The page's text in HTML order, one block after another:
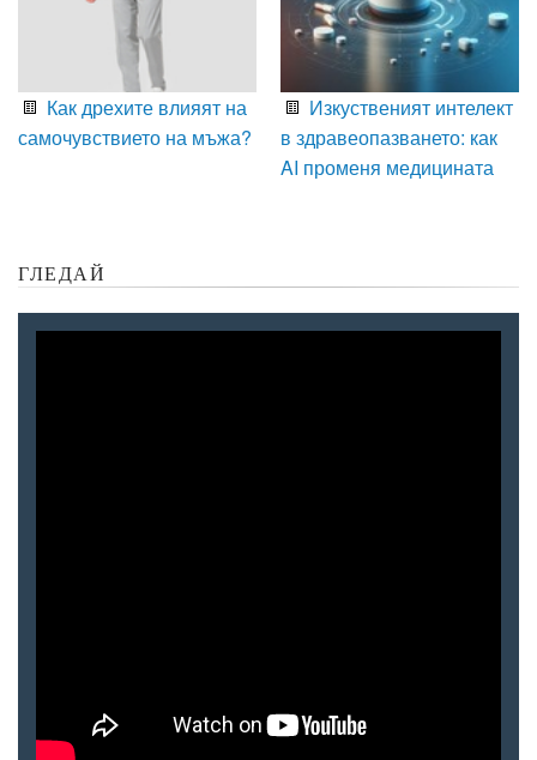
Как дрехите влияят на
самочувствието на мъжа?
Изкуственият интелект
в здравеопазването: как
AI променя медицината
ГЛЕДАЙ